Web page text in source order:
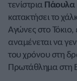
τενίστρια
κατακτήσει το
Αγώνες στο Τόκιο,
αναμένεται να
του χρόνου στη
Πρωτάθλημα στη